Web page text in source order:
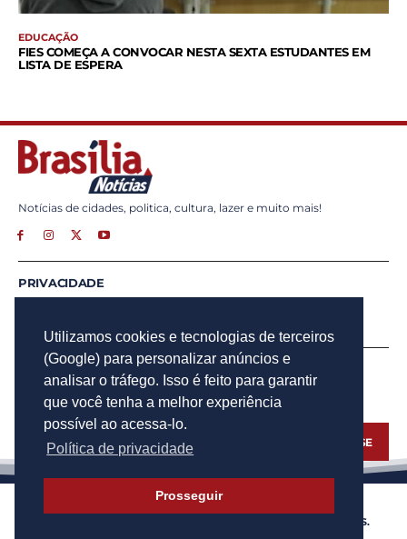
Utilizamos cookies e tecnologias de terceiros
(Google) para personalizar anúncios e
analisar o tráfego. Isso é feito para garantir
que você tenha a melhor experiência
possível ao acessa-lo.
Política de privacidade
Prosseguir
EDUCAÇÃO
FIES COMEÇA A CONVOCAR NESTA SEXTA ESTUDANTES EM
LISTA DE ESPERA
Notícias de cidades, politica, cultura, lazer e muito mais!
PRIVACIDADE
INSCREVA - SE
Para obter atualizações por e-mail do Brasília Notícias.
INSCREVA - SE
© 2023 BRASÍLIA NOTÍCIAS - TODOS OS DIREITOS RESERVADOS.